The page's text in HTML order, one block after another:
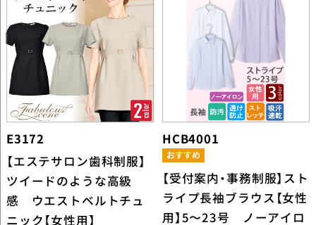
E3172
【エステサロン歯科制服】
ツイードのような高級
感 ウエストベルトチュ
ニック【女性用】
HCB4001
【受付案内・事務制服】スト
ライプ長袖ブラウス【女性
用】5〜23号 ノーアイロ